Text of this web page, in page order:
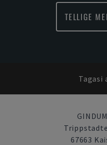
TELLIGE
Tagasi
67663